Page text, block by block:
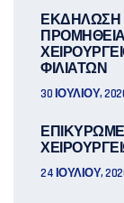
ΕΚΔΗΛΩΣΗ
ΦΙΛΙΑΤΩΝ
30 ΙΟΥΛΊΟΥ,
24 ΙΟΥΛΊΟΥ,